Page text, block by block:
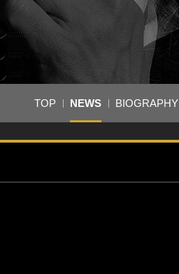
TOP NEWS BIOGRAPHY